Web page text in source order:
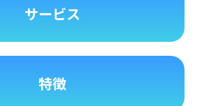
サービス
特徴